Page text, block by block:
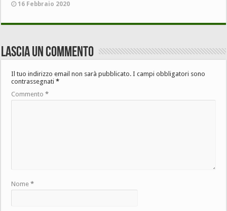
16 Febbraio 2020
Lascia un commento
Il tuo indirizzo email non sarà pubblicato. I campi obbligatori sono
contrassegnati*
Commento*
Nome*